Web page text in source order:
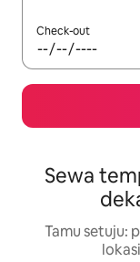
Check-out
Sewa
Tamu setuju: